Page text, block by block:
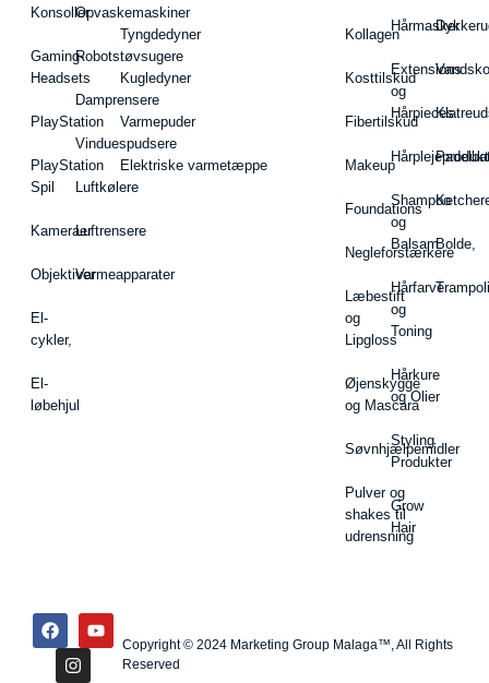
Konsoller
Gaming-
Headsets
PlayStation
PlayStation
Spil
Kameraer
Objektiver
El-
cykler,
El-
løbehjul
Opvaskemaskiner
Robotstøvsugere
Damprensere
Vinduespudsere
Luftkølere
Luftrensere
Varmeapparater
Tyngdedyner
Kugledyner
Varmepuder
Elektriske varmetæppe
Kollagen
Kosttilskud
Fibertilskud
Makeup
Foundations
Negleforstærkere
Læbestift
og
Lipgloss
Øjenskygge
og Mascara
Søvnhjælpemidler
Pulver og
shakes til
udrensning
Hårmasker
Extensions
og
Hårpieces
Shampoo
og
Balsam
Hårfarve
og
Toning
Hårkure
og Olier
Styling
Produkter
Grow
Hair
Vandsko
Bolde,
Copyright © 2024 Marketing Group Malaga™, All Rights
Reserved